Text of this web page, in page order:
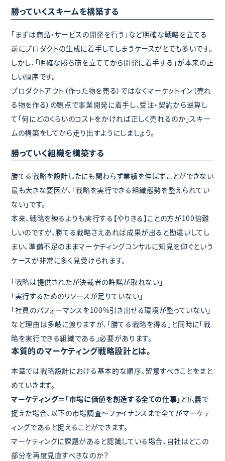
勝っていくスキームを構築する
「まずは商品・サービスの開発を行う」など明確な戦略を立てる
前にプロダクトの生成に着手してしまうケースがとても多いです。
しかし、「明確な勝ち筋を立ててから開発に着手する」が本来の正
しい順序です。
プロダクトアウト（作った物を売る）ではなくマーケットイン（売れ
る物を作る）の観点で事業開発に着手し、受注・契約から逆算し
て「何にどのくらいのコストをかければ正しく売れるのか」スキー
ムの構築をしてから走り出すようにしましょう。
勝っていく組織を構築する
勝てる戦略を設計したにも関わらず業績を伸ばすことができない
最も大きな要因が、「戦略を実行できる組織態勢を整えられてい
ない」です。
本来、戦略を練るよりも実行する【やりきる】ことの方が100倍難
しいのですが、勝てる戦略さえあれば成果が出ると勘違いしてし
まい、準備不足のままマーケティングコンサルに知見を仰ぐという
ケースが非常に多く見受けられます。
「戦略は提供されたが決裁者の許諾が取れない」
「実行するためのリソースが足りていない」
「社員のパフォーマンスを100%引き出せる環境が整っていない」
など理由は多岐に渡りますが、「勝てる戦略を得る」と同時に「戦
略を実行できる組織である」必要があります。
本質的のマーケティング戦略設計とは。
本章では戦略設計における基本的な順序、留意すべきことをまと
めていきます。
マーケティング＝「市場に価値を創造する全ての仕事」 と広義で
捉えた場合、以下の市場調査～ファイナンスまで全てがマーケテ
ィングであると捉えることができます。
マーケティングに課題があると認識している場合、自社はどこの
部分を再度見直すべきなのか？